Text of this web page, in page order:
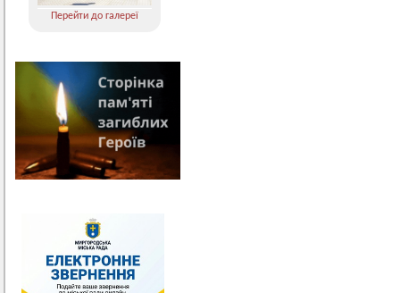
Перейти до галереї